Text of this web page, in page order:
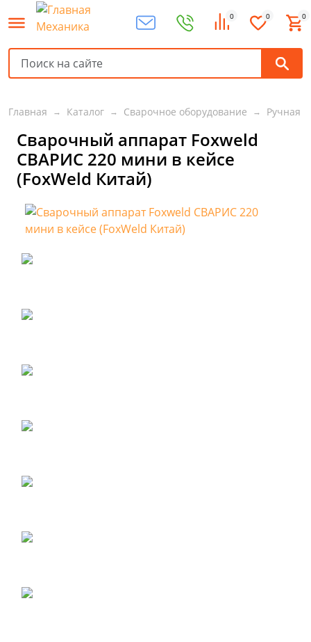
0 0 0
Главная Каталог Сварочное оборудование Ручная
Сварочный аппарат Foxweld
СВАРИС 220 мини в кейсе
(FoxWeld Китай)